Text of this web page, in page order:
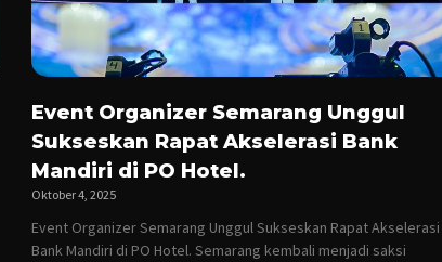
Event Organizer Semarang Unggul
Sukseskan Rapat Akselerasi Bank
Mandiri di PO Hotel.
Oktober 4, 2025
Event Organizer Semarang Unggul Sukseskan Rapat Akselerasi
Bank Mandiri di PO Hotel. Semarang kembali menjadi saksi